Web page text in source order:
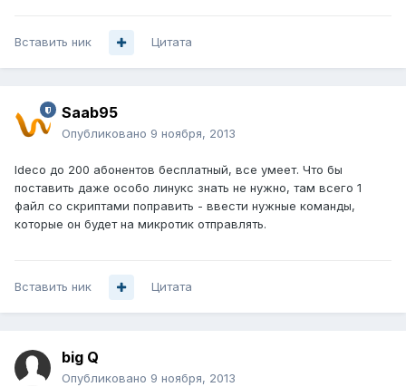
Вставить ник Цитата
Saab95
Опубликовано 9 ноября, 2013
Ideco до 200 абонентов бесплатный, все умеет. Что бы
поставить даже особо линукс знать не нужно, там всего 1
файл со скриптами поправить - ввести нужные команды,
которые он будет на микротик отправлять.
Вставить ник Цитата
big Q
Опубликовано 9 ноября, 2013